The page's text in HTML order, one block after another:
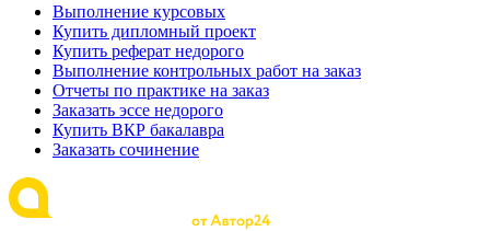
Выполнение курсовых
Купить дипломный проект
Купить реферат недорого
Выполнение контрольных работ на заказ
Отчеты по практике на заказ
Заказать эссе недорого
Купить ВКР бакалавра
Заказать сочинение